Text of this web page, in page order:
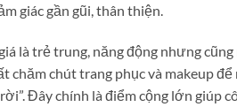
giác gần gũi, thân thiện.
là trẻ trung, năng động nhưng
chăm chút trang phục và makeup
Đây chính là điểm cộng lớn giúp